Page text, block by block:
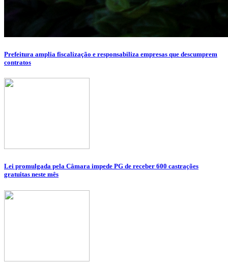
Prefeitura amplia fiscalização e responsabiliza empresas que descumprem
contratos
Lei promulgada pela Câmara impede PG de receber 600 castrações
gratuitas neste mês